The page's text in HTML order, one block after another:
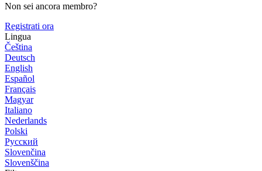
Non sei ancora membro?
Registrati ora
Lingua
Čeština
Deutsch
English
Español
Français
Magyar
Italiano
Nederlands
Polski
Русский
Slovenčina
Slovenščina